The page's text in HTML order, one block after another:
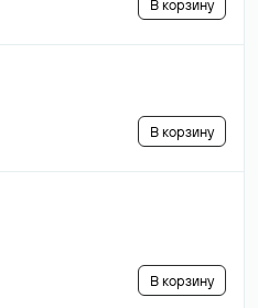
В корзину
В корзину
В корзину